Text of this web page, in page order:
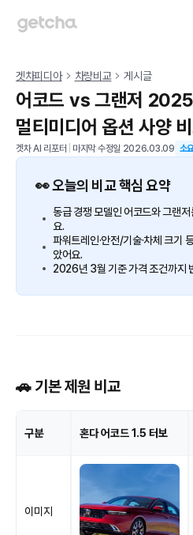
겟차피디아 차량비교 게시글
어코드 vs 그랜저
멀티미디어 옵션 사양
겟차 AI 리포터 마지막 수정일 2026.03.09 소
👀 오늘의 비교 핵심 요약
동급 경쟁 모델인 어코드와 그랜
요.
파워트레인·안전/기술·차체 크기
았어요.
2026년 3월 기준 가격 조건까지
🚗 기본 제원 비교
구분 혼다 어코드 1.5 터보
이미지